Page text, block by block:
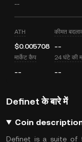
--
ATH
$0.005708
कीमत
--
मार्केट कैप
--
24 घंटे की
--
Definet के बारे में
Coin
Definet is a suite of